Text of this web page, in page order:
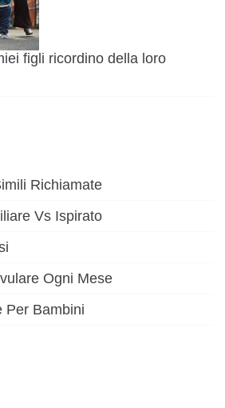
figli ricordino della loro
Richiamate
Vs Ispirato
Ogni Mese
Per Bambini